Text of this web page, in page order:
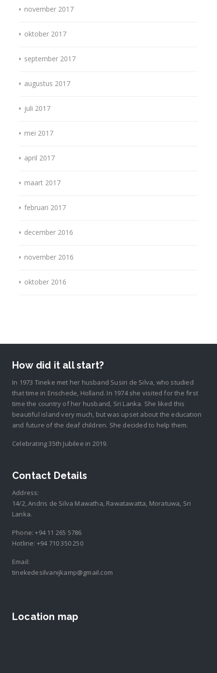
november 2017
oktober 2017
september 2017
augustus 2017
juli 2017
mei 2017
april 2017
maart 2017
februari 2017
december 2016
november 2016
oktober 2016
How did it all start?
In 1973 Tineke met her husband Susiri de Silva, who studied
that time in Enschede, Holland. In 1974 she visited for the first
time the country of her husband, Sri Lanka. She liked this
beautiful island very much, but was upset about the education
and future of the deaf children. She decided to help them.
Celebrating 35th Jubilee in 2019.
Contact Details
Address:
14/2, Andris de Silva Mawatha, Rawatawatta, Moratuwa, Sri
Lanka.
Phone:+94 11 265 5786
Hotline: +94 710 350 250
Email:
tinekedesilvanijkamp@gmail.com
Location map